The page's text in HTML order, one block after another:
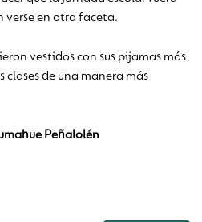
verse en otra faceta.
vestidos con sus pijamas más
clases de una manera más
Peñalolén